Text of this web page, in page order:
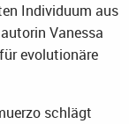
Individuum aus
Vanessa
evolutionäre
schlägt